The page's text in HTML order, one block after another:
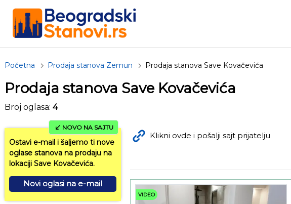
Početna Prodaja stanova Zemun Prodaja stanova Save Kovačevića
Prodaja stanova Save Kovačevića
Broj oglasa: 4
NOVO NA SAJTU
Ostavi e-mail i šaljemo ti nove
oglase stanova na prodaju na
lokaciji Save Kovačevića.
Novi oglasi na e-mail
Klikni ovde i pošalji sajt prijatelju
VIDEO